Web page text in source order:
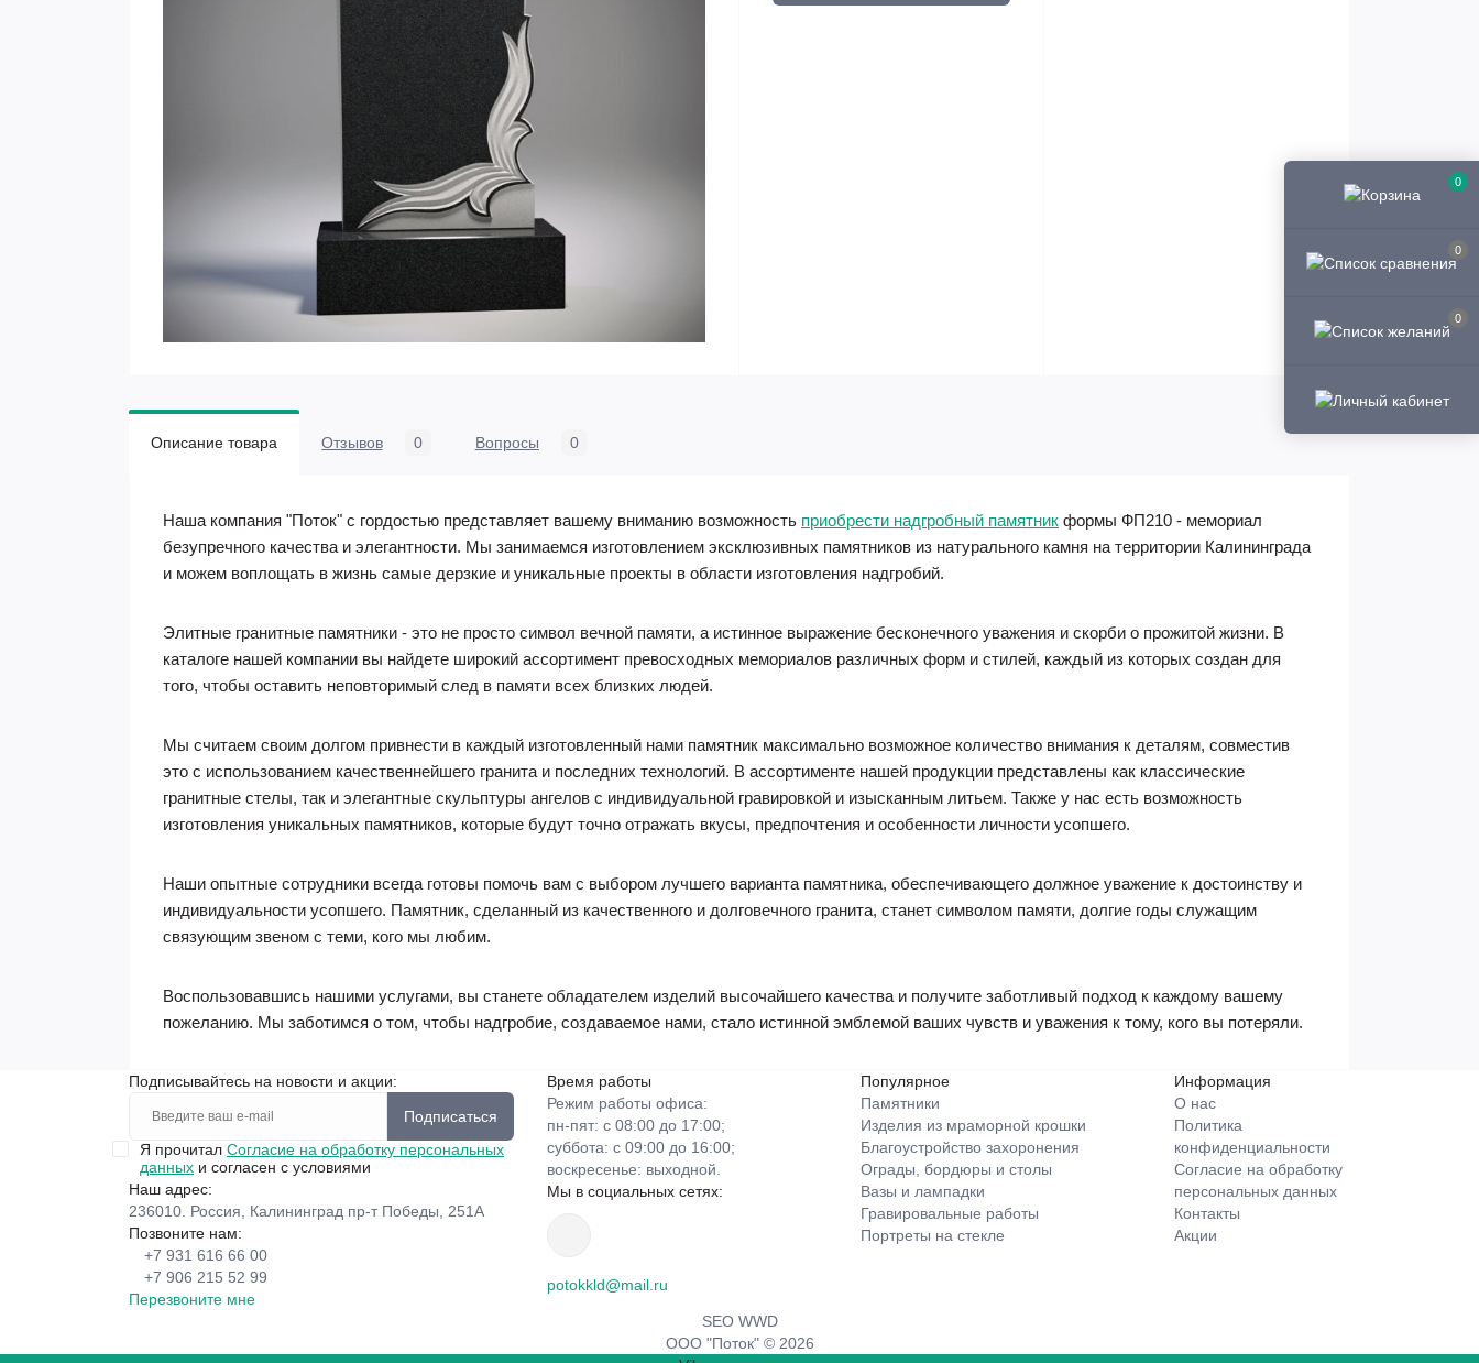
0
0
0
Описание товара Отзывов 0 Вопросы 0
Наша компания "Поток" с гордостью представляет вашему вниманию возможность приобрести надгробный памятник формы ФП210 - мемориал
безупречного качества и элегантности. Мы занимаемся изготовлением эксклюзивных памятников из натурального камня на территории Калининграда
и можем воплощать в жизнь самые дерзкие и уникальные проекты в области изготовления надгробий.
Элитные гранитные памятники - это не просто символ вечной памяти, а истинное выражение бесконечного уважения и скорби о прожитой жизни. В
каталоге нашей компании вы найдете широкий ассортимент превосходных мемориалов различных форм и стилей, каждый из которых создан для
того, чтобы оставить неповторимый след в памяти всех близких людей.
Мы считаем своим долгом привнести в каждый изготовленный нами памятник максимально возможное количество внимания к деталям, совместив
это с использованием качественнейшего гранита и последних технологий. В ассортименте нашей продукции представлены как классические
гранитные стелы, так и элегантные скульптуры ангелов с индивидуальной гравировкой и изысканным литьем. Также у нас есть возможность
изготовления уникальных памятников, которые будут точно отражать вкусы, предпочтения и особенности личности усопшего.
Наши опытные сотрудники всегда готовы помочь вам с выбором лучшего варианта памятника, обеспечивающего должное уважение к достоинству и
индивидуальности усопшего. Памятник, сделанный из качественного и долговечного гранита, станет символом памяти, долгие годы служащим
связующим звеном с теми, кого мы любим.
Воспользовавшись нашими услугами, вы станете обладателем изделий высочайшего качества и получите заботливый подход к каждому вашему
пожеланию. Мы заботимся о том, чтобы надгробие, создаваемое нами, стало истинной эмблемой ваших чувств и уважения к тому, кого вы потеряли.
Подписывайтесь на новости и акции:
Подписаться
Я прочитал Согласие на обработку персональных
данных и согласен с условиями
Наш адрес:
236010. Россия, Калининград пр-т Победы, 251А
Позвоните нам:
+7 931 616 66 00
+7 906 215 52 99
Перезвоните мне
Время работы
Режим работы офиса:
пн-пят: с 08:00 до 17:00;
суббота: с 09:00 до 16:00;
воскресенье: выходной.
Мы в социальных сетях:
potokkld@mail.ru
Популярное
Памятники
Изделия из мраморной крошки
Благоустройство захоронения
Ограды, бордюры и столы
Вазы и лампадки
Гравировальные работы
Портреты на стекле
Информация
О нас
Политика
конфиденциальности
Согласие на обработку
персональных данных
Контакты
Акции
SEO WWD
ООО "Поток" © 2026